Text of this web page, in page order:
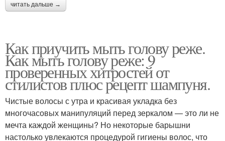
читать дальше →
Как приучить мыть голову реже.
Как мыть голову реже: 9
проверенных хитростей от
стилистов плюс рецепт шампуня.
Чистые волосы с утра и красивая укладка без
многочасовых манипуляций перед зеркалом — это ли не
мечта каждой женщины? Но некоторые барышни
настолько увлекаются процедурой гигиены волос, что